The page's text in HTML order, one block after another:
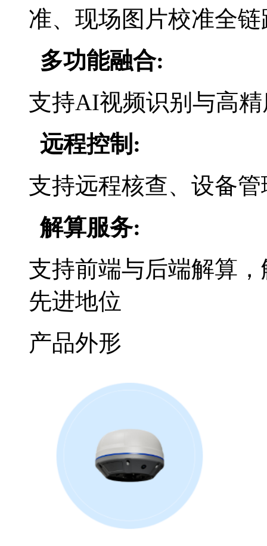
准、现场图片校准全
多功能融合:
支持AI视频识别与高
远程控制 :
支持远程核查、设备
解算服务:
支持前端与后端解算
先进地位
产品外形